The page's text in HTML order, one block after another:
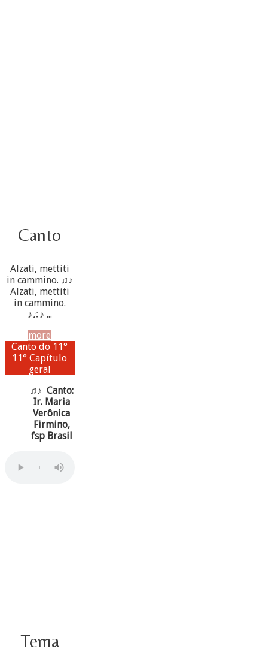
Canto
Alzati, mettiti
in cammino. ♫♪
Alzati, mettiti
in cammino.
♪♫♪ ...
more
Canto do 11°
11° Capítulo
geral
♫♪ Canto:
Ir. Maria
Verônica
Firmino,
fsp Brasil
Tema